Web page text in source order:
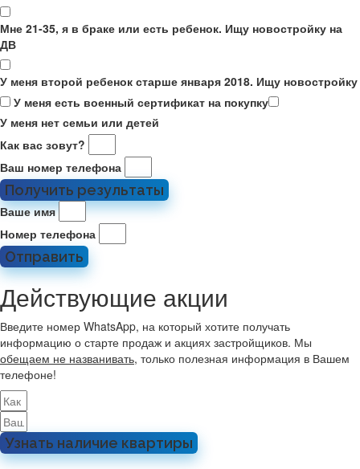
Мне 21-35, я в браке или есть ребенок. Ищу новостройку на
ДВ
У меня второй ребенок старше января 2018. Ищу новостройку
У меня есть военный сертификат на покупку
У меня нет семьи или детей
Как вас зовут?
Ваш номер телефона
Получить результаты
Ваше имя
Номер телефона
Отправить
Действующие акции
Введите номер WhatsApp, на который хотите получать
информацию о старте продаж и акциях застройщиков. Мы
обещаем не названивать, только полезная информация в Вашем
телефоне!
Узнать наличие квартиры